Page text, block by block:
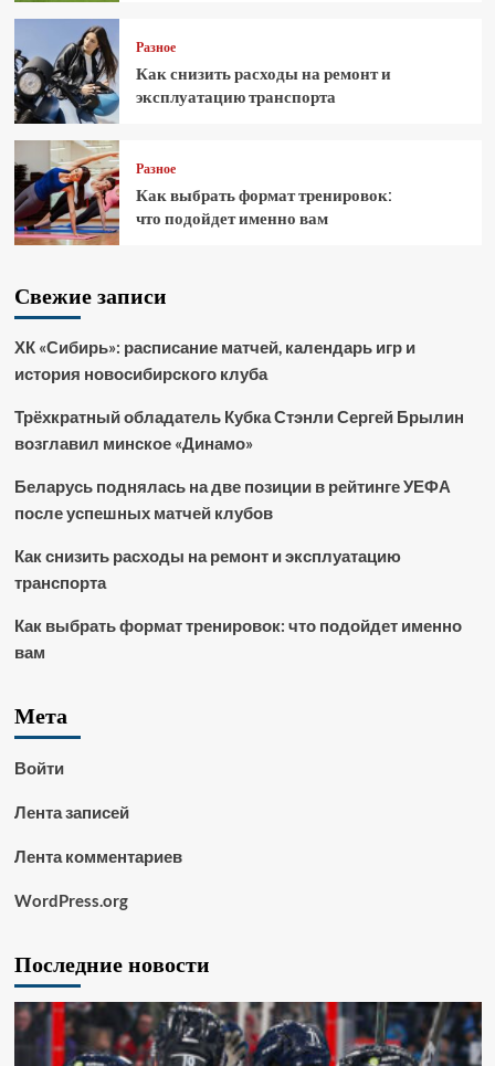
Разное
Как снизить расходы на ремонт и
эксплуатацию транспорта
Разное
Как выбрать формат тренировок:
что подойдет именно вам
Свежие записи
ХК «Сибирь»: расписание матчей, календарь игр и
история новосибирского клуба
Трёхкратный обладатель Кубка Стэнли Сергей Брылин
возглавил минское «Динамо»
Беларусь поднялась на две позиции в рейтинге УЕФА
после успешных матчей клубов
Как снизить расходы на ремонт и эксплуатацию
транспорта
Как выбрать формат тренировок: что подойдет именно
вам
Мета
Войти
Лента записей
Лента комментариев
WordPress.org
Последние новости